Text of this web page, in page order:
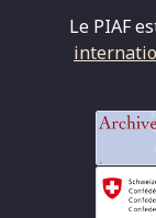
Le PIAF